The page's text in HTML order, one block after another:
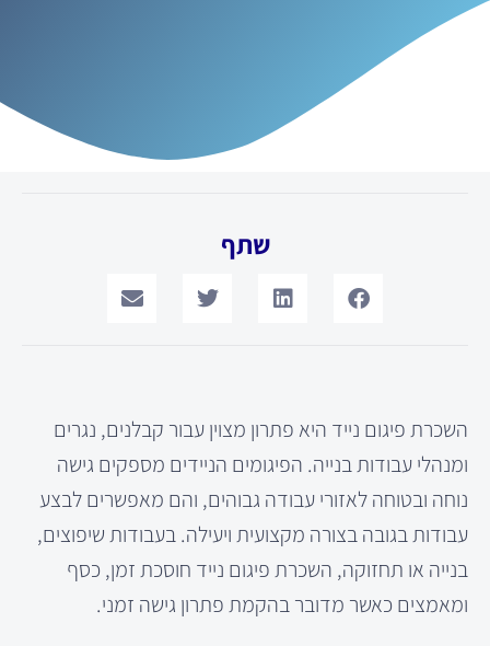
שתף
השכרת פיגום נייד היא פתרון מצוין עבור קבלנים, נגרים
ומנהלי עבודות בנייה. הפיגומים הניידים מספקים גישה
נוחה ובטוחה לאזורי עבודה גבוהים, והם מאפשרים לבצע
עבודות בגובה בצורה מקצועית ויעילה. בעבודות שיפוצים,
בנייה או תחזוקה, השכרת פיגום נייד חוסכת זמן, כסף
ומאמצים כאשר מדובר בהקמת פתרון גישה זמני.